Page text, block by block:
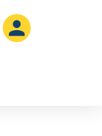
Header
-